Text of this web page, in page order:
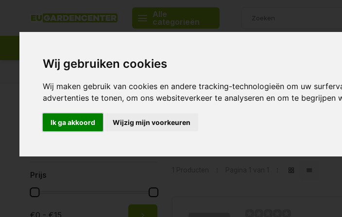
Wij gebruiken cookies
Wij maken gebruik van cookies en andere tracking-technologieën om uw
advertenties te tonen, om ons websiteverkeer te analyseren en om te begrijpen
Ik ga akkoord Wijzig mijn voorkeuren
Alle
categorieën
Passend assortiment
Home Merken VaporLinQ
Merken
Alle merken
Prijs
€0 - €15
VaporLinQ